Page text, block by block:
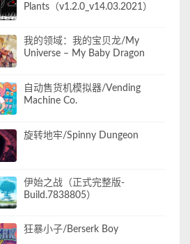
Plants（v1.2.0_v14.03.2021）
我的领域：我的宝贝龙/My
Universe – My Baby Dragon
自动售货机模拟器/Vending
Machine Co.
旋转地牢/Spinny Dungeon
伊始之战（正式完整版-
Build.7838805）
狂暴小子/Berserk Boy